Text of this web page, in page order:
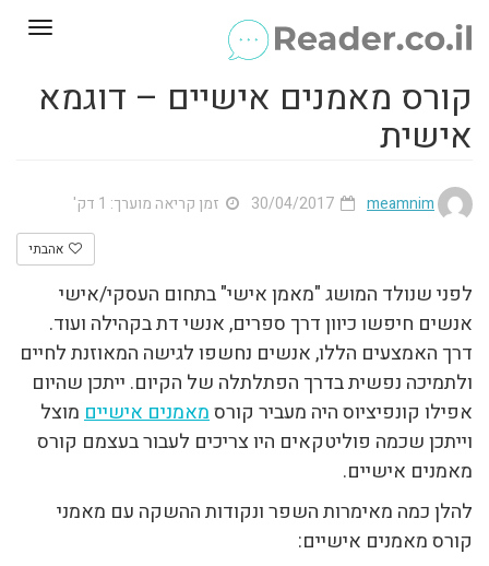
קורס מאמנים אישיים – דוגמא
אישית
meamnim זמן קריאה מוערך: 1 דק'
אהבתי
לפני שנולד המושג "מאמן אישי" בתחום העסקי/אישי
אנשים חיפשו כיוון דרך ספרים, אנשי דת בקהילה ועוד.
דרך האמצעים הללו, אנשים נחשפו לגישה המאוזנת לחיים
ולתמיכה נפשית בדרך הפתלתלה של הקיום. ייתכן שהיום
אפילו קונפיציוס היה מעביר קורסמאמנים אישייםמוצל
וייתכן שכמה פוליטקאים היו צריכים לעבור בעצמם קורס
מאמנים אישיים.
להלן כמה מאימרות השפר ונקודות ההשקה עם מאמני
קורס מאמנים אישיים: